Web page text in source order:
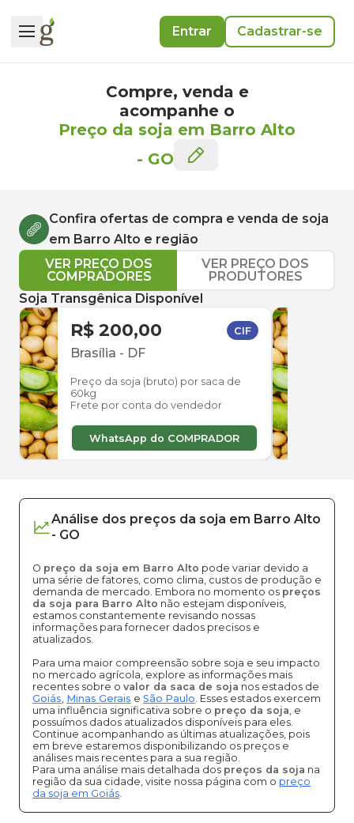
Entrar Cadastrar-se
Compre, venda e
acompanhe o
Preço da soja em Barro Alto
- GO
Confira ofertas de compra e venda de soja
em Barro Alto e região
VER PREÇO DOS
COMPRADORES
VER PREÇO DOS
PRODUTORES
Soja Transgênica Disponível
R$ 200,00 CIF
Brasília - DF
Preço da soja (bruto) por saca de
60kg
Frete por conta do vendedor
WhatsApp do COMPRADOR
Análise dos preços da soja em Barro Alto
- GO
O preço da soja em Barro Alto pode variar devido a
uma série de fatores, como clima, custos de produção e
demanda de mercado. Embora no momento os preços
da soja para Barro Alto não estejam disponíveis,
estamos constantemente revisando nossas
informações para fornecer dados precisos e
atualizados.
Para uma maior compreensão sobre soja e seu impacto
no mercado agrícola, explore as informações mais
recentes sobre o valor da saca de soja nos estados de
Goiás, Minas Gerais e São Paulo. Esses estados exercem
uma influência significativa sobre o preço da soja, e
possuímos dados atualizados disponíveis para eles.
Continue acompanhando as últimas atualizações, pois
em breve estaremos disponibilizando os preços e
análises mais recentes para a sua região.
Para uma análise mais detalhada dos preços da soja na
região da sua cidade, visite nossa página com o preço
da soja em Goiás.